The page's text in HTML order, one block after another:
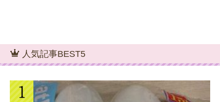
人気記事BEST5